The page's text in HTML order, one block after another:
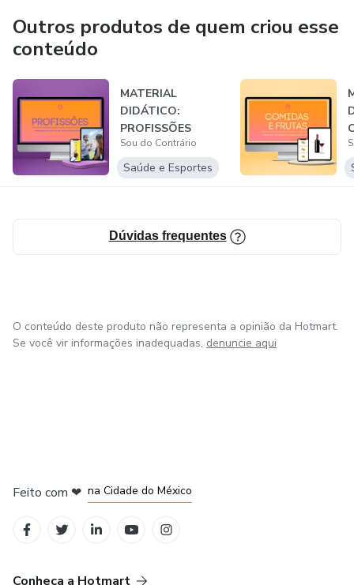
> Perfume;
> Toalha;
> Pessoa passando toalha no rosto;
> Creme;
> Pessoa passando creme no corpo;
> Esmalte de unha;
> Camisa;
> Bermuda;
> Chapéu;
Outros produtos de quem criou esse
conteúdo
MATERIAL
DIDÁTICO:
PROFISSÕES
Sou do Contrário
Saúde e Esportes
Dúvidas frequentes
O conteúdo deste produto não representa a opinião da Hotmart.
Se você vir informações inadequadas, denuncie aqui
Feito com ❤ na Cidade do México
Conheça a Hotmart